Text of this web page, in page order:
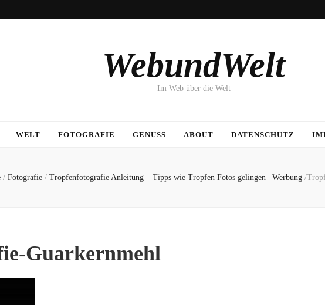
WebundWelt
Im Web über die Welt
WELT FOTOGRAFIE GENUSS ABOUT DATENSCHUTZ
/ Fotografie / Tropfenfotografie Anleitung – Tipps wie Tropfen Fotos gelingen | Werbung /
Guarkernmehl